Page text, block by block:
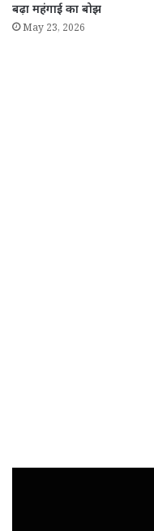
बढ़ा महंगाई का बोझ
May 23, 2026